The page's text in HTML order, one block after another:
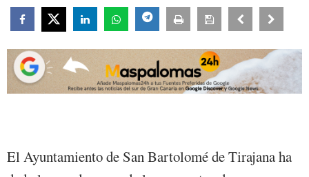
El Ayuntamiento de San Bartolomé de Tirajana ha